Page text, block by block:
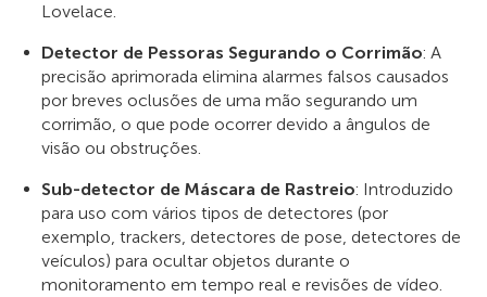
Lovelace.
Detector de Pessoras Segurando o Corrimão: A
precisão aprimorada elimina alarmes falsos causados
por breves oclusões de uma mão segurando um
corrimão, o que pode ocorrer devido a ângulos de
visão ou obstruções.
Sub-detector de Máscara de Rastreio: Introduzido
para uso com vários tipos de detectores (por
exemplo, trackers, detectores de pose, detectores de
veículos) para ocultar objetos durante o
monitoramento em tempo real e revisões de vídeo.